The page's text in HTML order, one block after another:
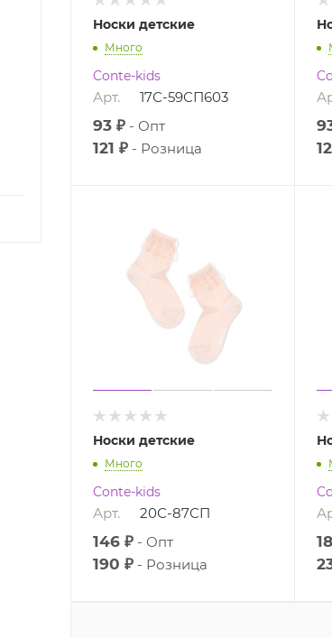
Носки детские
Много
Conte-kids
Арт. 17С-59СП603
93 ₽ Опт
121 ₽ Розница
Носки детские
Много
Conte-kids
Арт. 20С-87СП
146 ₽ Опт
190 ₽ Розница